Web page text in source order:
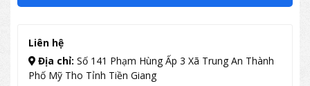
Liên hệ
Địa chỉ: Số 141 Phạm Hùng Ấp 3 Xã Trung An Thành
Phố Mỹ Tho Tỉnh Tiền Giang